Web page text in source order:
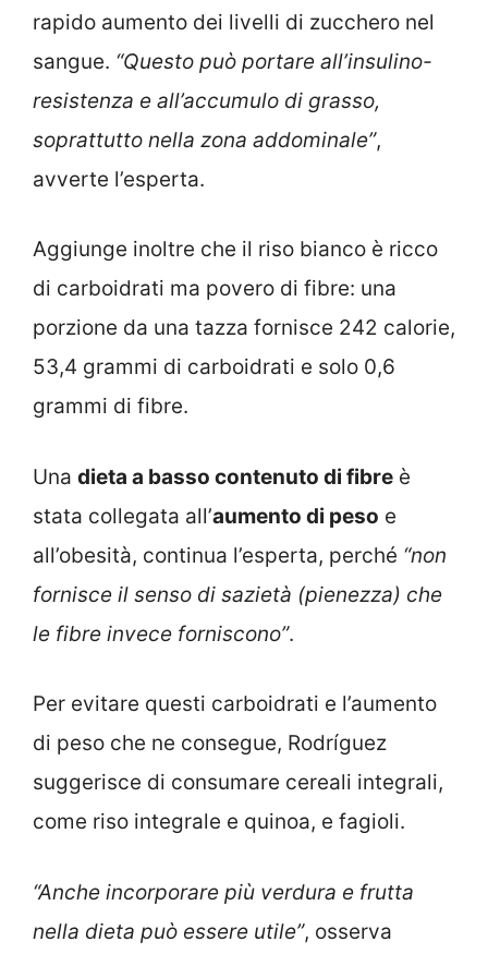
rapido aumento dei livelli di zucchero nel
sangue. “Questo può portare all’insulino-
resistenza e all’accumulo di grasso,
soprattutto nella zona addominale”,
avverte l’esperta.
Aggiunge inoltre che il riso bianco è ricco
di carboidrati ma povero di fibre: una
porzione da una tazza fornisce 242 calorie,
53,4 grammi di carboidrati e solo 0,6
grammi di fibre.
Una dieta a basso contenuto di fibre è
stata collegata all’aumento di peso e
all’obesità, continua l’esperta, perché “non
fornisce il senso di sazietà (pienezza) che
le fibre invece forniscono”.
Per evitare questi carboidrati e l’aumento
di peso che ne consegue, Rodríguez
suggerisce di consumare cereali integrali,
come riso integrale e quinoa, e fagioli.
“Anche incorporare più verdura e frutta
nella dieta può essere utile”, osserva